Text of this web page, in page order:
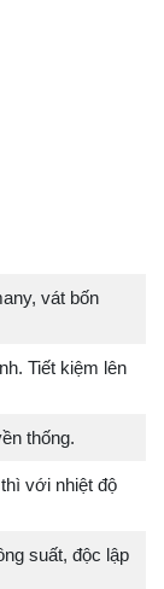
vát bốn
Tiết kiệm lên
thống.
với nhiệt độ
suất, độc lập